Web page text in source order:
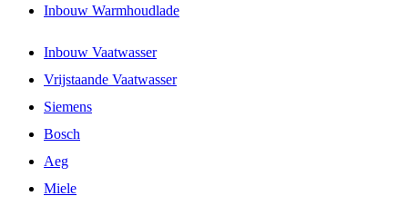
Inbouw Warmhoudlade
Inbouw Vaatwasser
Vrijstaande Vaatwasser
Siemens
Bosch
Aeg
Miele